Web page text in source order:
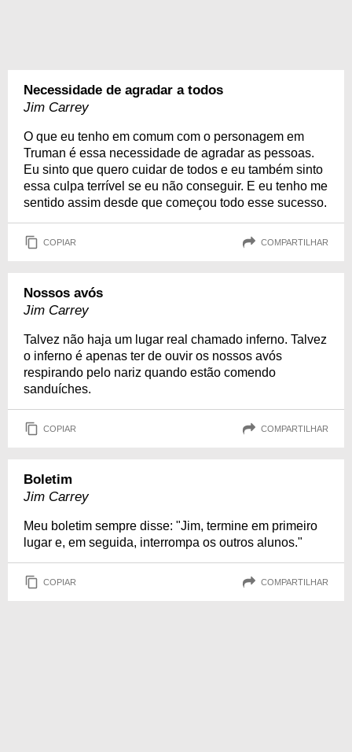
Necessidade de agradar a todos
Jim Carrey
O que eu tenho em comum com o personagem em
Truman é essa necessidade de agradar as pessoas.
Eu sinto que quero cuidar de todos e eu também sinto
essa culpa terrível se eu não conseguir. E eu tenho me
sentido assim desde que começou todo esse sucesso.
COPIAR COMPARTILHAR
Nossos avós
Jim Carrey
Talvez não haja um lugar real chamado inferno. Talvez
o inferno é apenas ter de ouvir os nossos avós
respirando pelo nariz quando estão comendo
sanduíches.
COPIAR COMPARTILHAR
Boletim
Jim Carrey
Meu boletim sempre disse: "Jim, termine em primeiro
lugar e, em seguida, interrompa os outros alunos."
COPIAR COMPARTILHAR